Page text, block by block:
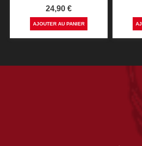
Prix
24,90 €
AJOUTER AU PANIER